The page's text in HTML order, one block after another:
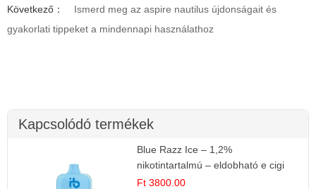
Következő：
Ismerd meg az aspire nautilus újdonságait és
gyakorlati tippeket a mindennapi használathoz
Kapcsolódó termékek
Blue Razz Ice – 1,2%
nikotintartalmú – eldobható e cigi
Ft 3800.00